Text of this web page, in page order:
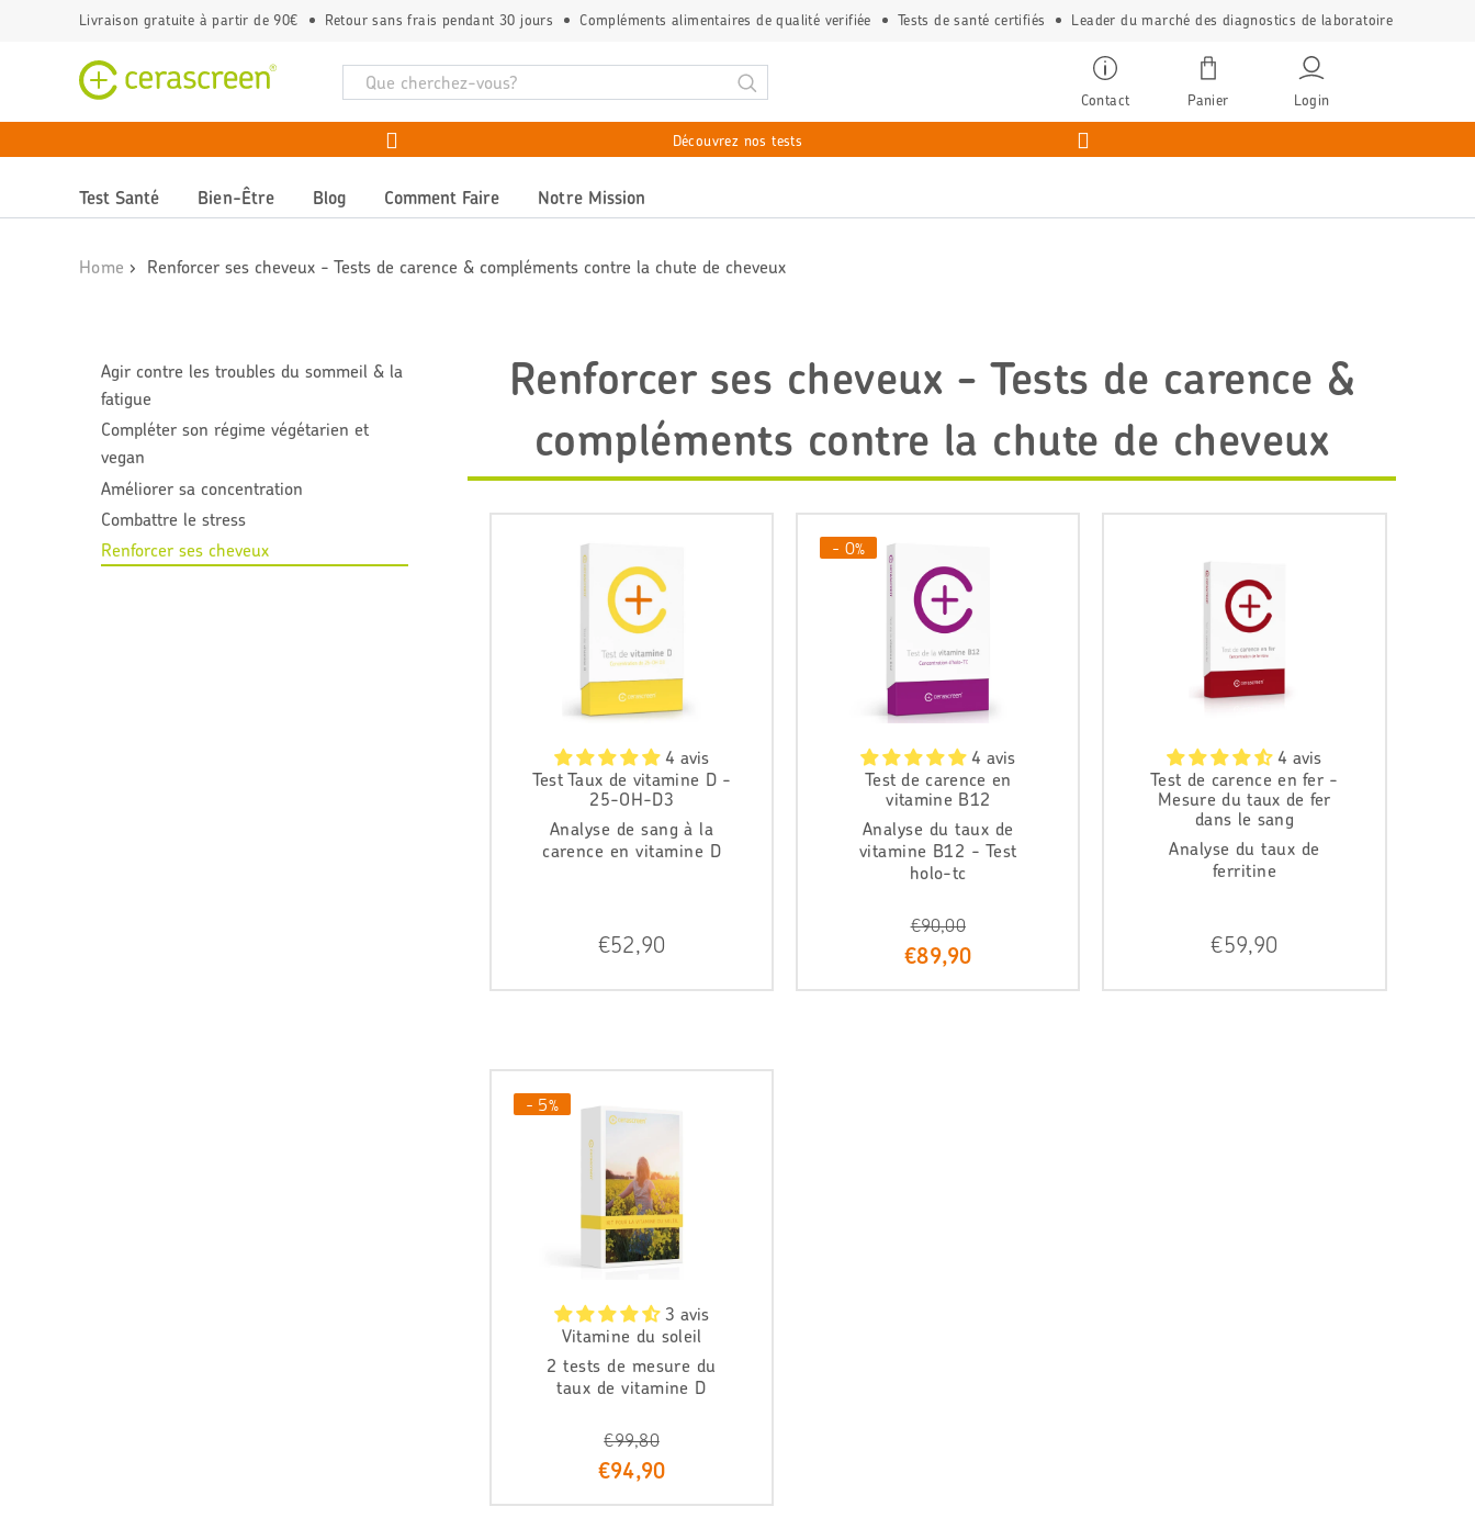
Livraison gratuite à partir de 90€ Retour sans frais pendant 30 jours Compléments alimentaires de qualité verifiée Tests de santé certifiés Leader du marché des diagnostics de laboratoire
Contact Panier Login
Découvrez nos tests
Test Santé Bien-Être Blog Comment Faire Notre Mission
Home › Renforcer ses cheveux - Tests de carence & compléments contre la chute de cheveux
Agir contre les troubles du sommeil & la
fatigue
Compléter son régime végétarien et
vegan
Améliorer sa concentration
Combattre le stress
Renforcer ses cheveux
Renforcer ses cheveux - Tests de carence &
compléments contre la chute de cheveux
4 avis
Test Taux de vitamine D -
25-OH-D3
Analyse de sang à la
carence en vitamine D
P
i
g
e
r
€52,90
- 0%
4 avis
Test de carence en
vitamine B12
Analyse du taux de
vitamine B12 - Test
holo-tc
€90,00
P
i
€89,90
4 avis
Test de carence en fer -
Mesure du taux de fer
dans le sang
Analyse du taux de
ferritine
P
i
€59,90
- 5%
3 avis
Vitamine du soleil
2 tests de mesure du
taux de vitamine D
€99,80
P
i
€94,90